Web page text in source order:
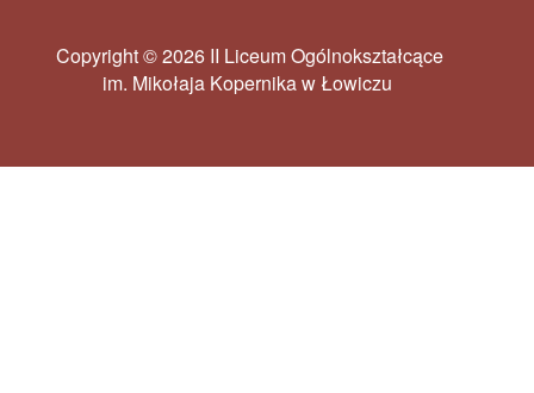
Copyright © 2026 II Liceum Ogólnokształcące
im. Mikołaja Kopernika w Łowiczu